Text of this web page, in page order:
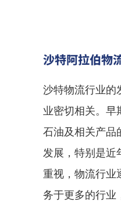
沙特阿拉伯物
沙特物流行业的
业密切相关。早
石油及相关产品
发展，特别是近
重视，物流行业
务于更多的行业